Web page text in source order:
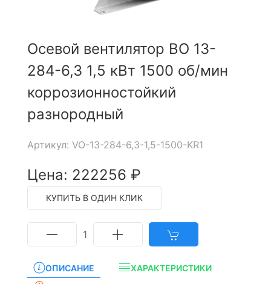
Осевой вентилятор ВО 13-
284-6,3 1,5 кВт 1500 об/мин
коррозионностойкий
разнородный
Артикул: VO-13-284-6,3-1,5-1500-KR1
Цена: 222256 ₽
КУПИТЬ В ОДИН КЛИК
1
ОПИСАНИЕ
ХАРАКТЕРИСТИКИ